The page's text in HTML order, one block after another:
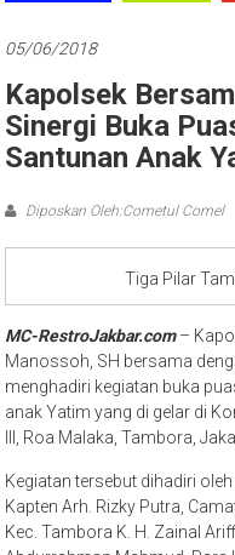
05/06/2018
Kapolsek
Sinergi Buka
Santunan Anak
Diposkan Oleh:Cometul Comel
Tiga Pilar
MC-RestroJakbar.com–
Manossoh, SH bersama
menghadiri kegiatan buka
anak Yatim yang di gelar di
III, Roa Malaka, Tambora,
Kegiatan tersebut dihadiri
Kapten Arh. Rizky Putra,
Kec. Tambora K. H. Zainal